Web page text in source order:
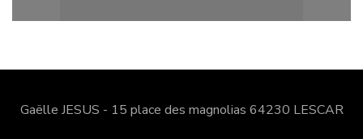
Gaëlle JESUS - 15 place des magnolias 64230 LESCAR